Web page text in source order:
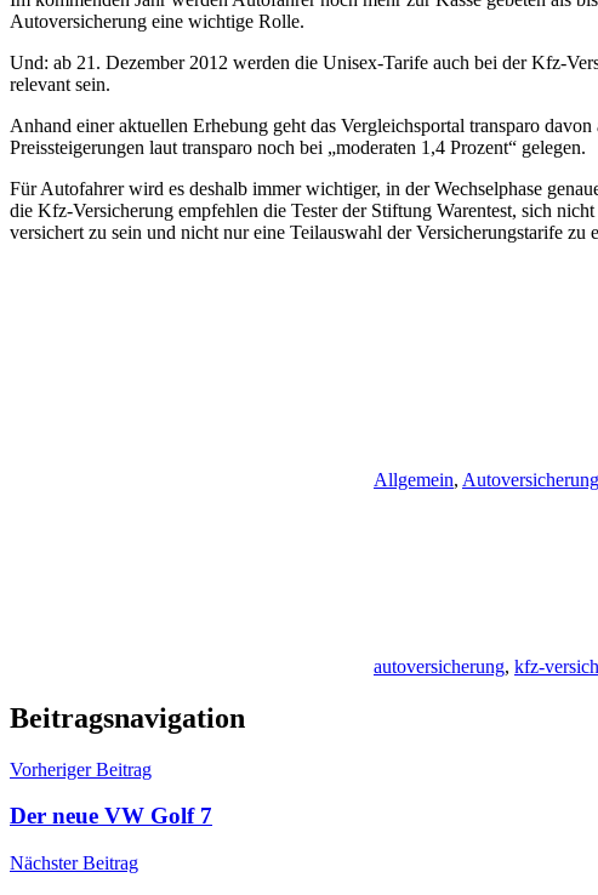
Autoversicherung eine wichtige Rolle.
Und: ab 21. Dezember 2012 werden die Unisex-Tarife auch bei der Kfz-
relevant sein.
Anhand einer aktuellen Erhebung geht das Vergleichsportal transparo
Preissteigerungen laut transparo noch bei „moderaten 1,4 Prozent“ gelegen.
Für Autofahrer wird es deshalb immer wichtiger, in der Wechselphase
die Kfz-Versicherung empfehlen die Tester der Stiftung Warentest, sich
versichert zu sein und nicht nur eine Teilauswahl der Versicherungstarife zu
Allgemein,
autoversicherung, kfz-
Beitragsnavigation
Vorheriger Beitrag
Der neue VW Golf 7
Nächster Beitrag